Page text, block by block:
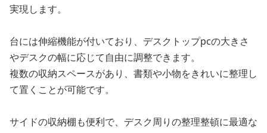
実現します。
台には伸縮機能が付いており、デスクトップpcの大きさ
やデスクの幅に応じて自由に調整できます。
複数の収納スペースがあり、書類や小物をきれいに整理し
て置くことが可能です。
サイドの収納棚も便利で、デスク周りの整理整頓に最適な